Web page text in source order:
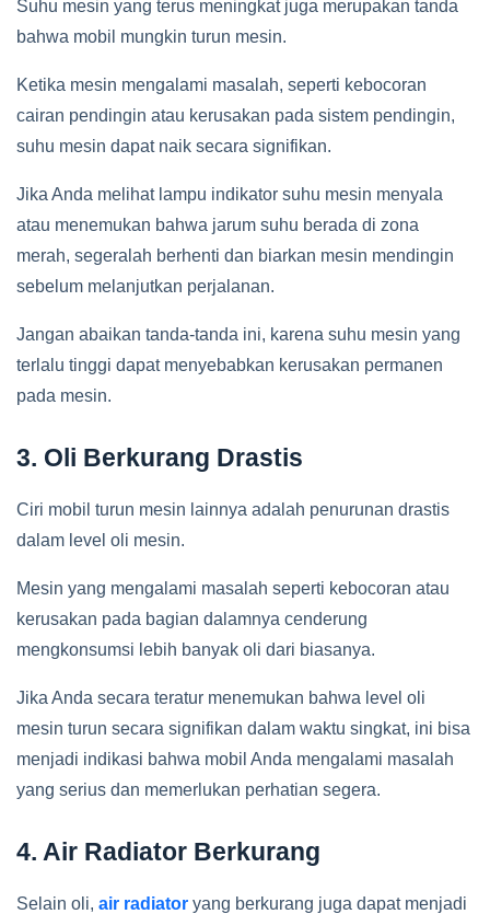
Suhu mesin yang terus meningkat juga merupakan tanda
bahwa mobil mungkin turun mesin.
Ketika mesin mengalami masalah, seperti kebocoran
cairan pendingin atau kerusakan pada sistem pendingin,
suhu mesin dapat naik secara signifikan.
Jika Anda melihat lampu indikator suhu mesin menyala
atau menemukan bahwa jarum suhu berada di zona
merah, segeralah berhenti dan biarkan mesin mendingin
sebelum melanjutkan perjalanan.
Jangan abaikan tanda-tanda ini, karena suhu mesin yang
terlalu tinggi dapat menyebabkan kerusakan permanen
pada mesin.
3. Oli Berkurang Drastis
Ciri mobil turun mesin lainnya adalah penurunan drastis
dalam level oli mesin.
Mesin yang mengalami masalah seperti kebocoran atau
kerusakan pada bagian dalamnya cenderung
mengkonsumsi lebih banyak oli dari biasanya.
Jika Anda secara teratur menemukan bahwa level oli
mesin turun secara signifikan dalam waktu singkat, ini bisa
menjadi indikasi bahwa mobil Anda mengalami masalah
yang serius dan memerlukan perhatian segera.
4. Air Radiator Berkurang
Selain oli, air radiator yang berkurang juga dapat menjadi